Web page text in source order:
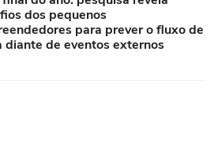
dos pequenos
para prever o fluxo de
diante de eventos externos